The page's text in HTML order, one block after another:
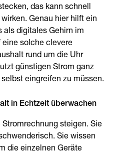
das kann schnell
Genau hier hilft ein
als digitales Gehirn im
eine solche clevere
rund um die Uhr
günstigen Strom ganz
eingreifen zu müssen.
in Echtzeit überwachen
steigen. Sie
Sie wissen
die einzelnen Geräte